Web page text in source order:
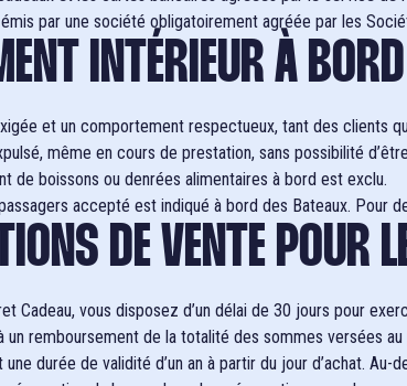
par une société obligatoirement agréée par les
INTÉRIEUR À
et un comportement respectueux, tant des clients
même en cours de prestation, sans possibilité
de boissons ou denrées alimentaires à bord est exclu.
accepté est indiqué à bord des Bateaux.
DE VENTE POUR
Cadeau, vous disposez d’un délai de 30 jours pour
un remboursement de la totalité des sommes versées
durée de validité d’un an à partir du jour d’achat.